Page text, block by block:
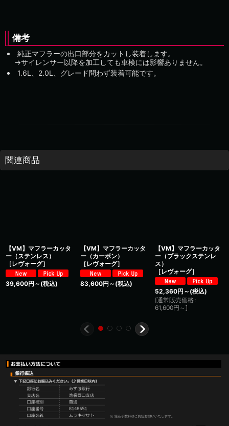
備考
純正マフラーの出口部分をカットし装着します。
→サイレンサー以降を加工しても車検には影響ありません。
1.6L、2.0L、グレード問わず装着可能です。
関連商品
【VM】マフラーカッタ
ー（ステンレス）
［レヴォーグ］
39,600円 ～ (税込)
【VM】マフラーカッタ
ー（カーボン）
［レヴォーグ］
83,600円 ～ (税込)
【VM】マフラーカッタ
ー（ブラックステンレ
ス）
［レヴォーグ］
52,360円 ～ (税込)
[通常販売価格 :
61,600円 ～]